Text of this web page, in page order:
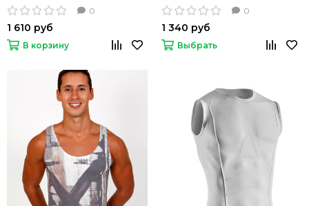
вставками по бокам
0
1 610 руб
В корзину
0
1 340 руб
Выбрать